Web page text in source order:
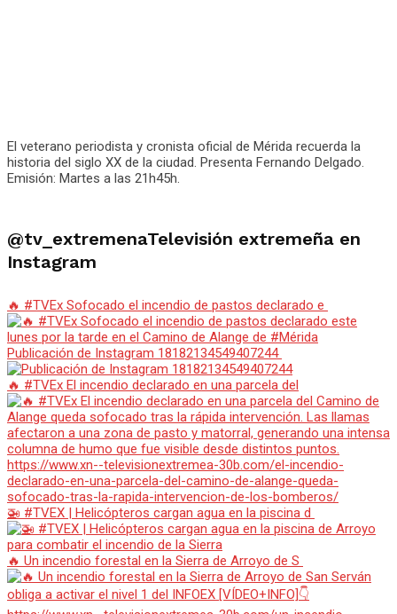
El veterano periodista y cronista oficial de Mérida recuerda la
historia del siglo XX de la ciudad. Presenta Fernando Delgado.
Emisión: Martes a las 21h45h.
@tv_extremenaTelevisión extremeña en
Instagram
🔥 #TVEx Sofocado el incendio de pastos declarado e
Publicación de Instagram 18182134549407244
🔥 #TVEx El incendio declarado en una parcela del
🚁 #TVEX | Helicópteros cargan agua en la piscina d
🔥 Un incendio forestal en la Sierra de Arroyo de S